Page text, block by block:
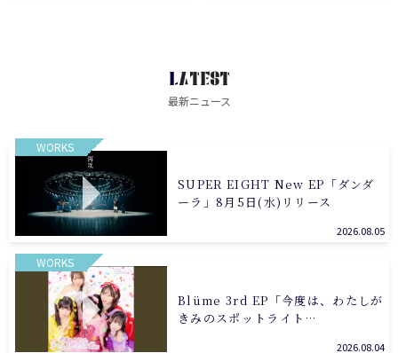
LATEST
最新ニュース
WORKS
SUPER EIGHT New EP「ダンダ
ーラ」8月5日(水)リリース
2026.08.05
WORKS
Blüme 3rd EP「今度は、わたしが
きみのスポットライト…
2026.08.04